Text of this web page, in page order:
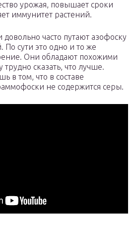
урожая, повышает сроки
иммунитет растений.
часто путают азофоску
сути это одно и то же
Они обладают похожими
трудно сказать, что лучше.
в том, что в составе
не содержится серы.